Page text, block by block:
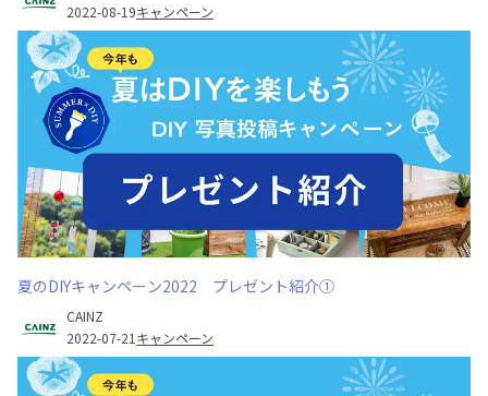
2022-08-19キャンペーン
夏のDIYキャンペーン2022 プレゼント紹介①
CAINZ
2022-07-21 キャンペーン